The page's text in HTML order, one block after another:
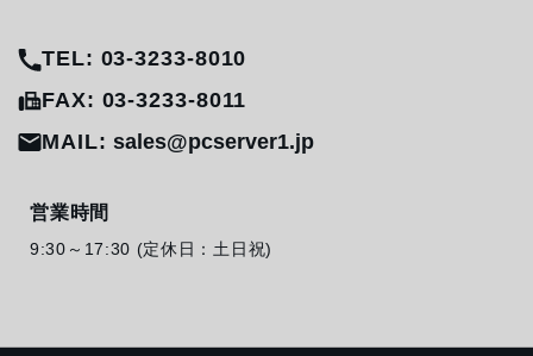
TEL: 03-3233-8010
FAX: 03-3233-8011
MAIL:sales@pcserver1.jp
営業時間
9:30～17:30 (定休日：土日祝)